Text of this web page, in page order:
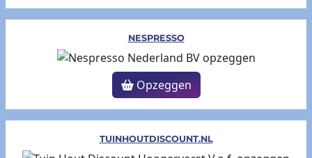
NESPRESSO
Opzeggen
TUINHOUTDISCOUNT.NL